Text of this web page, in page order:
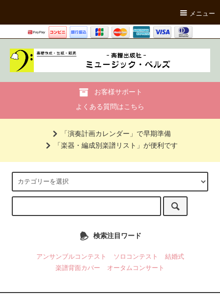
メニュー
お客様サポート
よくある質問はこちら
「演奏計画カレンダー」で早期準備
「楽器・編成別楽譜リスト」が便利です
検索注目ワード
アンサンブルコンテスト ソロコンテスト
結婚式
楽譜背面カバー
オータムコンサート